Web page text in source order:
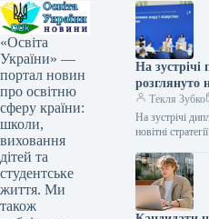
«Освіта
України» —
портал новин
про освітню
сферу країни:
школи,
виховання
дітей та
студентське
життя. Ми
також
На зустрічі
розглянуто
культурної
Текля Зубко
На зустрічі
новітні
Україна має
задіювати